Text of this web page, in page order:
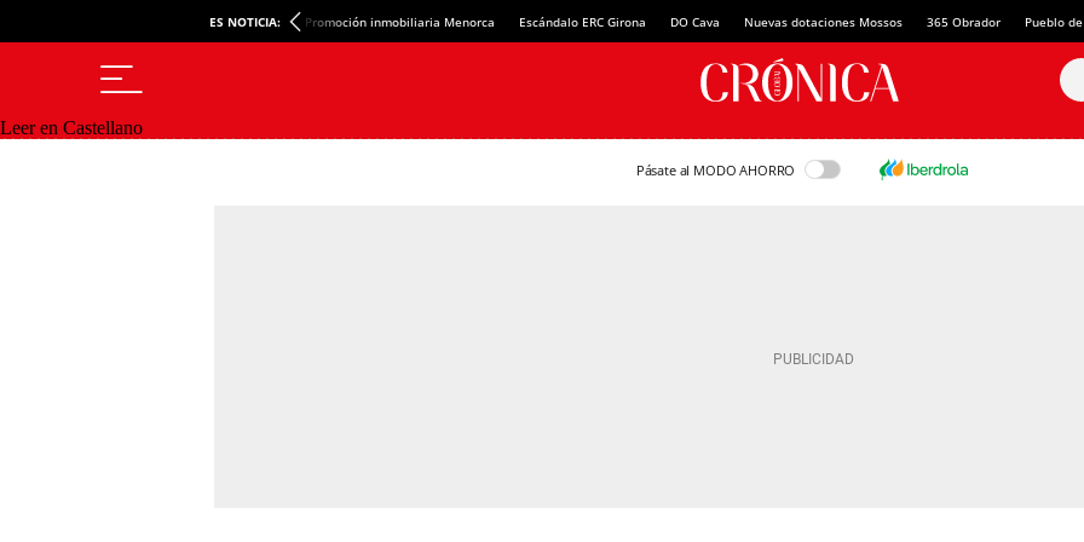
ES NOTICIA: Promoción inmobiliaria Menorca Escándalo ERC Girona DO Cava Nuevas dotaciones Mossos 365 Obrador Pueblo
Leer en Castellano
Pásate al MODO AHORRO